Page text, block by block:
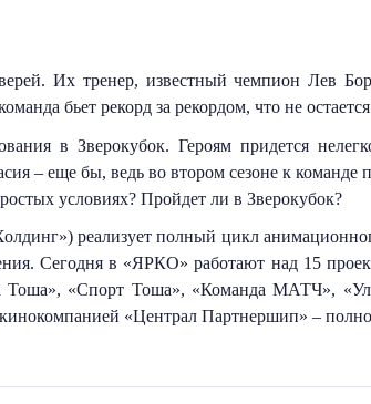
Их тренер, известный чемпион Лев
бьет рекорд за рекордом, что не
в Зверокубок. Героям придется
– еще бы, ведь во втором сезоне к
условиях? Пройдет ли в Зверокубок?
реализует полный цикл
Сегодня в «ЯРКО» работают над 15
«Спорт Тоша», «Команда МАТЧ»,
«Централ Партнершип» –